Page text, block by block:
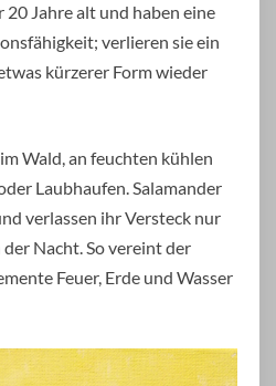
20 Jahre alt und haben eine
verlieren sie ein
kürzerer Form wieder
Wald, an feuchten kühlen
Laubhaufen. Salamander
verlassen ihr Versteck nur
Nacht. So vereint der
Feuer, Erde und Wasser